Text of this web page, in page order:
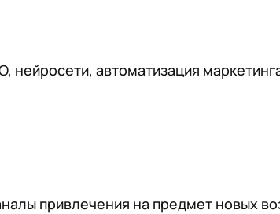
нейросети, автоматизация
привлечения на предмет новых